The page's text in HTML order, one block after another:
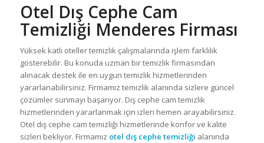
Otel Dış Cephe Cam
Temizliği Menderes Firması
Yüksek katlı oteller temizlik çalışmalarında işlem farklılık
gösterebilir. Bu konuda uzman bir temizlik firmasından
alınacak destek ile en uygun temizlik hizmetlerinden
yararlanabilirsiniz. Firmamız temizlik alanında sizlere güncel
çözümler sunmayı başarıyor. Dış cephe cam temizlik
hizmetlerinden yararlanmak için izleri hemen arayabilirsiniz.
Otel dış cephe cam temizliği hizmetlerinde konfor ve kalite
sizleri bekliyor. Firmamız otel dış cephe temizliği alanında